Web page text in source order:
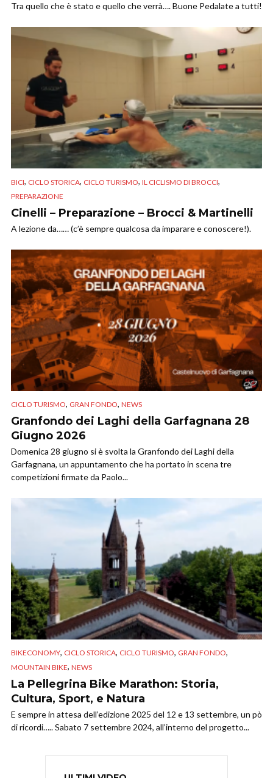
Tra quello che è stato e quello che verrà…. Buone Pedalate a tutti!
BICI, CICLO STORICA, CICLO TURISMO, IL CICLISMO DI BROCCI,
PREPARAZIONE
Cinelli – Preparazione – Brocci & Martinelli
A lezione da…… (c’è sempre qualcosa da imparare e conoscere!).
CICLO TURISMO, GRAN FONDO, NEWS
Granfondo dei Laghi della Garfagnana 28
Giugno 2026
Domenica 28 giugno si è svolta la Granfondo dei Laghi della
Garfagnana, un appuntamento che ha portato in scena tre
competizioni firmate da Paolo...
BIKECONOMY, CICLO STORICA, CICLO TURISMO, GRAN FONDO,
MOUNTAIN BIKE, NEWS
La Pellegrina Bike Marathon: Storia,
Cultura, Sport, e Natura
E sempre in attesa dell’edizione 2025 del 12 e 13 settembre, un pò
di ricordi….. Sabato 7 settembre 2024, all’interno del progetto...